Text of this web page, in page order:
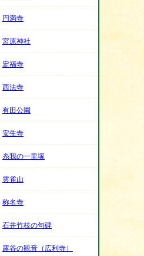
円満寺
宮原神社
定福寺
西法寺
有田公園
安生寺
糸我の一里塚
雲雀山
称名寺
石井竹枝の句碑
露谷の観音（広利寺）